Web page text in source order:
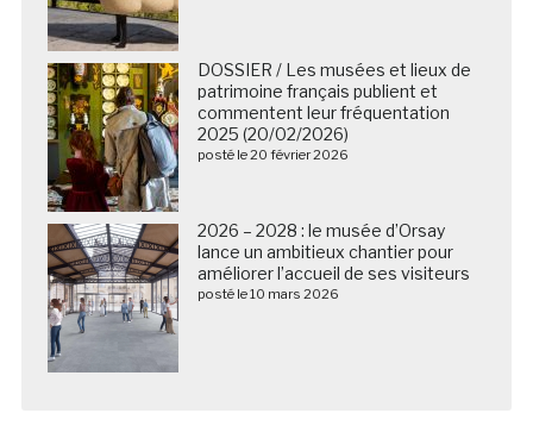
DOSSIER / Les musées et lieux de
patrimoine français publient et
commentent leur fréquentation
2025 (20/02/2026)
posté le 20 février 2026
2026 – 2028 : le musée d’Orsay
lance un ambitieux chantier pour
améliorer l’accueil de ses visiteurs
posté le 10 mars 2026